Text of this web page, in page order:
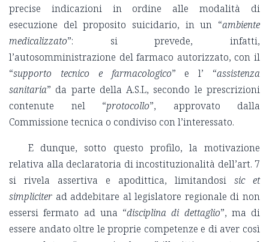
precise indicazioni in ordine alle modalità di
esecuzione del proposito suicidario, in un “ambiente
medicalizzato”: si prevede, infatti,
l’autosomministrazione del farmaco autorizzato, con il
“supporto tecnico e farmacologico” e l’ “assistenza
sanitaria” da parte della A.S.L, secondo le prescrizioni
contenute nel “protocollo”, approvato dalla
Commissione tecnica o condiviso con l’interessato.
E dunque, sotto questo profilo, la motivazione
relativa alla declaratoria di incostituzionalità dell’art. 7
si rivela assertiva e apodittica, limitandosi sic et
simpliciter ad addebitare al legislatore regionale di non
essersi fermato ad una “disciplina di dettaglio”, ma di
essere andato oltre le proprie competenze e di aver così